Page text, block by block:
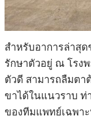
สำหรับอาการล่าสุ
รักษาตัวอยู่ ณ โรง
ตัวดี สามารถลืมต
ขาได้ในแนวราบ ท่
ของทีมแพทย์เฉพา